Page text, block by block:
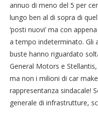
annuo di meno del 5 per
lungo ben al di sopra di
‘posti nuovi’ ma con
a tempo indeterminato. Gli
buste hanno riguardato
General Motors e
ma non i milioni di car
rappresentanza sindacale!
generale di infrastrutture,